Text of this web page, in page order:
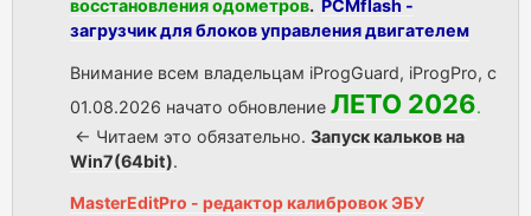
восстановления одометров. PCMflash -
загрузчик для блоков управления двигателем
Внимание всем владельцам iProgGuard, iProgPro, с
01.08.2026 начато обновление ЛЕТО 2026.
<- Читаем это обязательно. Запуск кальков на
Win7(64bit).
MasterEditPro - редактор калибровок ЭБУ